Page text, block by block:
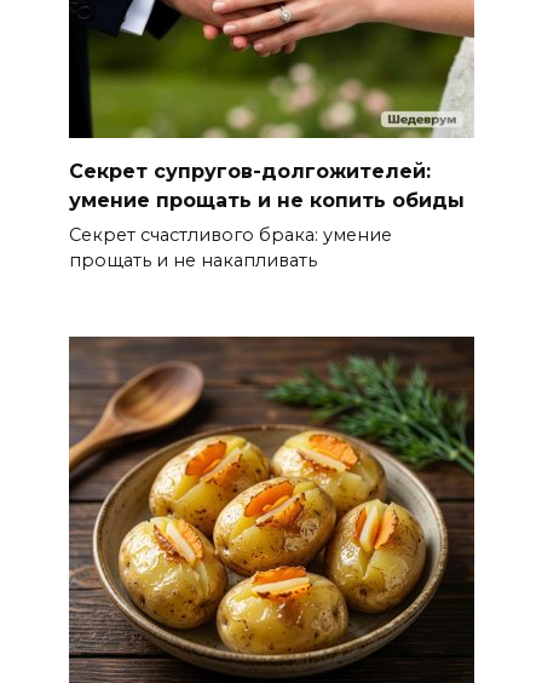
Секрет супругов-долгожителей:
умение прощать и не копить обиды
Секрет счастливого брака: умение
прощать и не накапливать